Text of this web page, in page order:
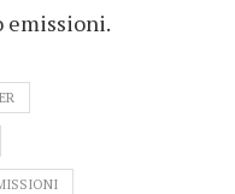
emissioni.